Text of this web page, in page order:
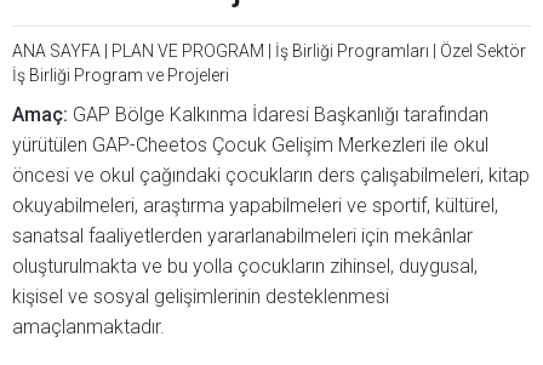
ANA SAYFA PLAN VE PROGRAM İş Birliği Programları
Özel Sektör
İş Birliği Program ve Projeleri
Amaç: GAP Bölge Kalkınma İdaresi Başkanlığı tarafından
yürütülen GAP-Cheetos Çocuk Gelişim Merkezleri ile okul
öncesi ve okul çağındaki çocukların ders çalışabilmeleri, kitap
okuyabilmeleri, araştırma yapabilmeleri ve sportif, kültürel,
sanatsal faaliyetlerden yararlanabilmeleri için mekânlar
oluşturulmakta ve bu yolla çocukların zihinsel, duygusal,
kişisel ve sosyal gelişimlerinin desteklenmesi
amaçlanmaktadır.